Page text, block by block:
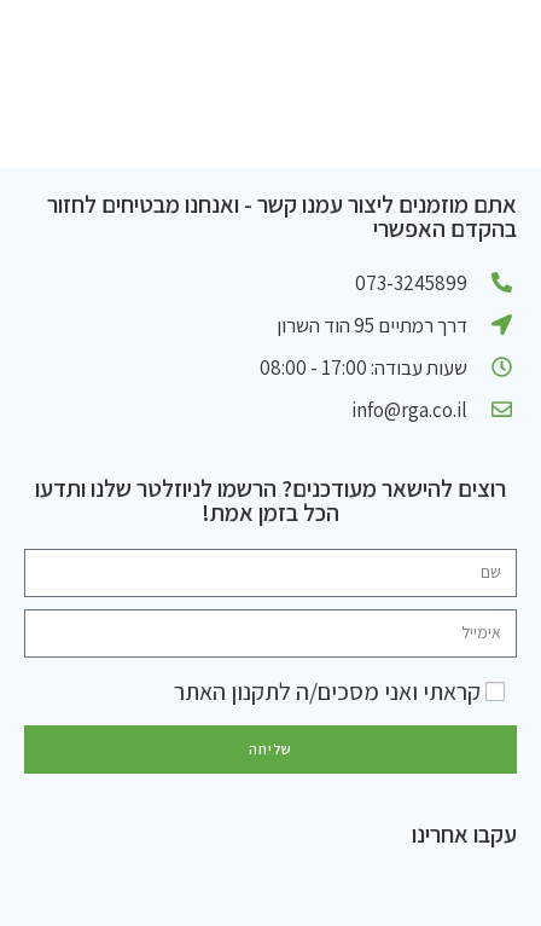
אתם מוזמנים ליצור עמנו קשר - ואנחנו מבטיחים לחזור
בהקדם האפשרי
073-3245899
דרך רמתיים 95 הוד השרון
שעות עבודה: 17:00 - 08:00
info@rga.co.il
רוצים להישאר מעודכנים? הרשמו לניוזלטר שלנו ותדעו
הכל בזמן אמת!
קראתי ואני מסכים/ה לתקנון האתר
שליחה
עקבו אחרינו